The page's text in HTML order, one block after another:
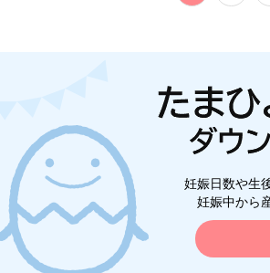
妊娠日数や生
妊娠中から